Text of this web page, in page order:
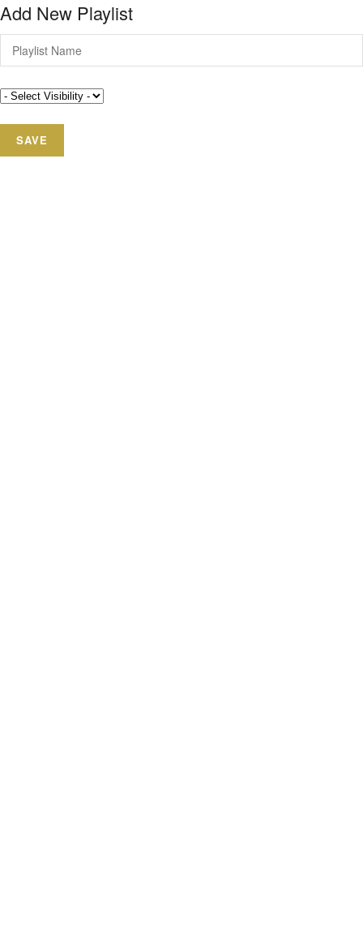
Add New Playlist